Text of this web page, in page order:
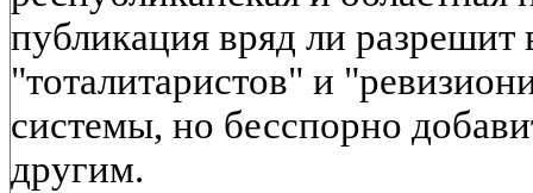
публикация вряд ли разрешит
"тоталитаристов" и
системы, но бесспорно
другим.